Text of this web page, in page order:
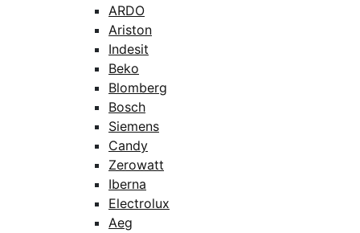
ARDO
Ariston
Indesit
Beko
Blomberg
Bosch
Siemens
Candy
Zerowatt
Iberna
Electrolux
Aeg